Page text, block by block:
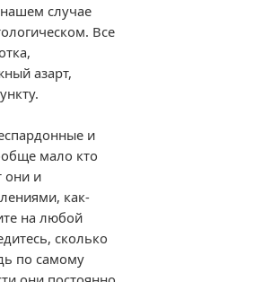
случае
Все
азарт,
и
мало кто
они и
как-
на любой
сколько
по самому